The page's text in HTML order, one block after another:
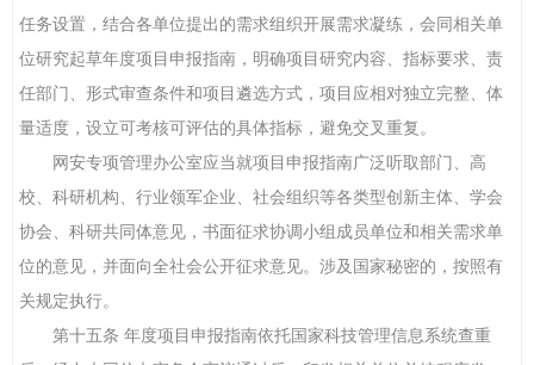
任务设置，结合各单位提出的需求组织开展需求凝练，会同相关单
位研究起草年度项目申报指南，明确项目研究内容、指标要求、责
任部门、形式审查条件和项目遴选方式，项目应相对独立完整、体
量适度，设立可考核可评估的具体指标，避免交叉重复。
网安专项管理办公室应当就项目申报指南广泛听取部门、高
校、科研机构、行业领军企业、社会组织等各类型创新主体、学会
协会、科研共同体意见，书面征求协调小组成员单位和相关需求单
位的意见，并面向全社会公开征求意见。涉及国家秘密的，按照有
关规定执行。
第十五条 年度项目申报指南依托国家科技管理信息系统查重